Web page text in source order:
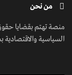
من نحن
منصة تهتم بقضايا حقوق
السياسية